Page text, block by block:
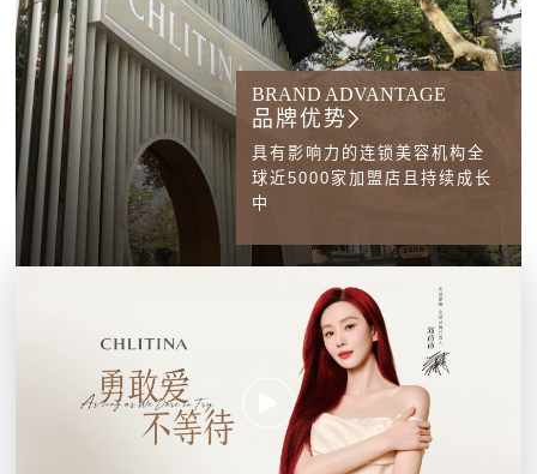
BRAND ADVANTAGE
品牌优势
具有影响力的连锁美容机构全
球近5000家加盟店且持续成长
中